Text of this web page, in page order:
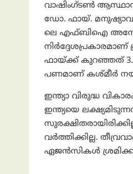
വാഷിംഗ്ടൺ
ഡോ. ഫായ്.
ലെ എഫ്ബിഐ
ഫായ്ക്ക് കുറഞ്ഞത്
പണമാണ് കശ്മീർ
ഇന്ത്യാ വിരുദ്ധ
ഇന്ത്യയെ
വർത്തിക്കില്ല.
ഏജൻസികൾ